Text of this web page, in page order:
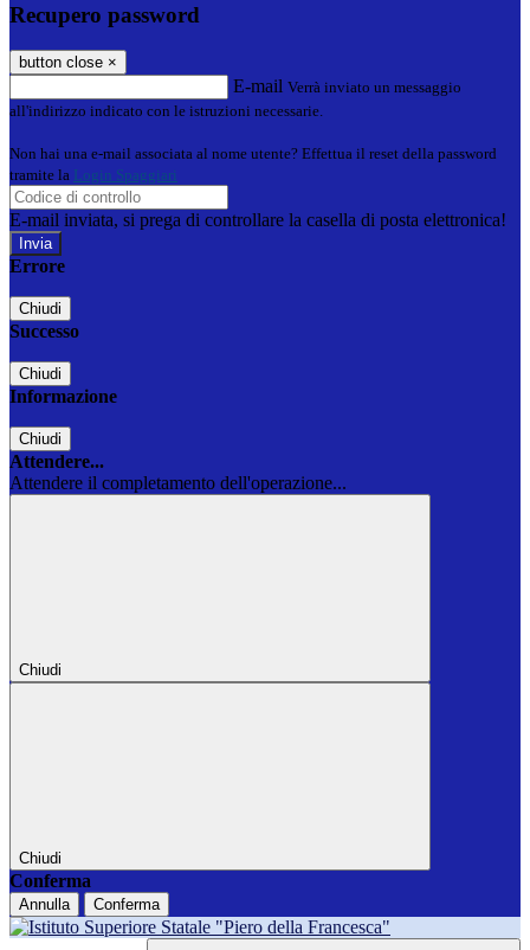
Recupero password
button close ×
E-mail Verrà inviato un messaggio
all'indirizzo indicato con le istruzioni necessarie.
Non hai una e-mail associata al nome utente? Effettua il reset della password
tramite la Login Spaggiari
E-mail inviata, si prega di controllare la casella di posta elettronica!
Errore
Chiudi
Successo
Chiudi
Informazione
Chiudi
Attendere...
Attendere il completamento dell'operazione...
Chiudi
Chiudi
Conferma
Annulla Conferma